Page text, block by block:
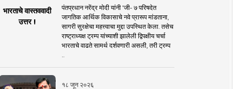
भारताचे वास्तववादी
उत्तर !
पंतप्रधान नरेंद्र मोदी यांनी 'जी- ७ परिषदेत
जागतिक आर्थिक विकासाचे नवे प्रारूप मांडताना,
सागरी सुरक्षेचा महत्त्वाचा मुद्दा उपस्थित केला. तसेच
राष्ट्राध्यक्ष ट्रम्प यांच्याशी झालेली द्विपक्षीय चर्चा
भारताचे वाढते सामर्थ दर्शवणारी असली, तरी ट्रम्प
१८ जून २०२६